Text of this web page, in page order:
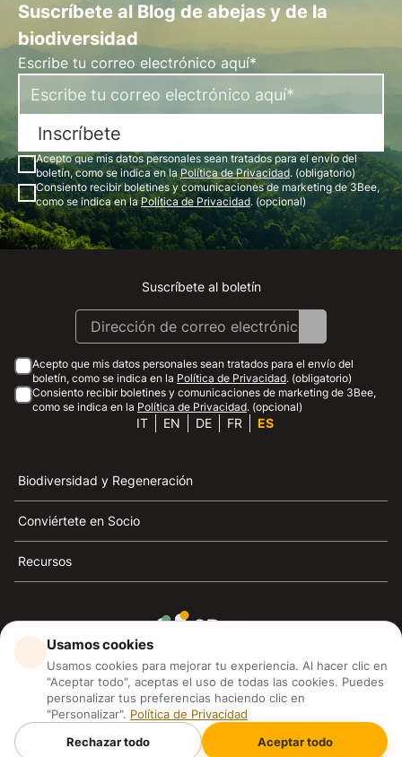
Suscríbete al Blog de abejas y de la
biodiversidad
Escribe tu correo electrónico aquí*
Inscríbete
Acepto que mis datos personales sean tratados para el envío del
boletín, como se indica en laPolítica de Privacidad. (obligatorio)
Consiento recibir boletines y comunicaciones de marketing de 3Bee,
como se indica en laPolítica de Privacidad. (opcional)
Instagram
Facebook
Linkedin
Youtube
Suscríbete al boletín
Acepto que mis datos personales sean tratados para el envío del
boletín, como se indica en la Política de Privacidad. (obligatorio)
Consiento recibir boletines y comunicaciones de marketing de 3Bee,
como se indica en la Política de Privacidad. (opcional)
IT EN DE FR ES
Biodiversidad y Regeneración
Conviértete en Socio
Recursos
3Bee es el referente de la sostenibilidad, la defensa de
las abejas y la biodiversidad
3Bee S.R.L Via Pastrengo 14, 20159, Milano (MI)
P.IVA: IT09711590969
3Bee GmbHSede legale: Oranienburger Straße 23, 10178
Usamos cookies
Usamos cookies para mejorar tu experiencia. Al hacer clic en
"Aceptar todo", aceptas el uso de todas las cookies. Puedes
personalizar tus preferencias haciendo clic en
"Personalizar". Política de Privacidad
Rechazar todo
Aceptar todo